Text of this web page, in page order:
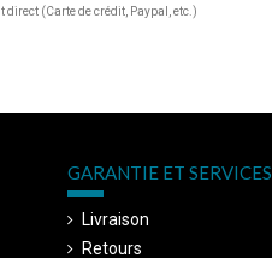
direct (Carte de crédit, Paypal, etc.)
GARANTIE ET SERVICES
Livraison
Retours